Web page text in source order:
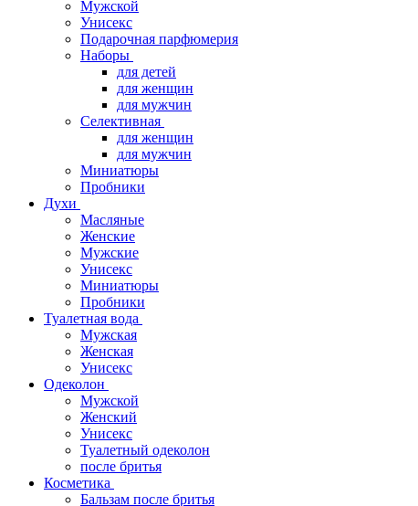
Мужской
Унисекс
Подарочная парфюмерия
Наборы
для детей
для женщин
для мужчин
Селективная
для женщин
для мужчин
Миниатюры
Пробники
Духи
Масляные
Женские
Мужские
Унисекс
Миниатюры
Пробники
Туалетная вода
Мужская
Женская
Унисекс
Одеколон
Мужской
Женский
Унисекс
Туалетный одеколон
после бритья
Косметика
Бальзам после бритья